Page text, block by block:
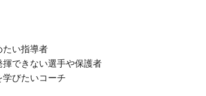
たい指導者
できない選手や保護者
びたいコーチ